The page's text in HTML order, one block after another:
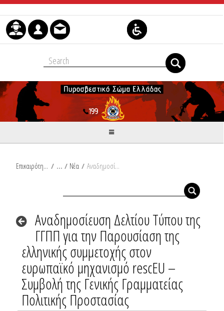
Skip to Content
Επικαιρότητα / Νέα / Αναδημοσίευση Δελτίου Τύπου της ΓΓΠΠ για την Παρουσίαση της ελληνικής συμμετοχής στον ευρωπαϊκό μηχανισμό rescEU – Συμβολή της Γενικής Γραμματείας Πολιτικής Προστασίας
Αναδημοσίευση Δελτίου Τύπου της
ΓΓΠΠ για την Παρουσίαση της
ελληνικής συμμετοχής στον
ευρωπαϊκό μηχανισμό rescEU –
Συμβολή της Γενικής Γραμματείας
Πολιτικής Προστασίας